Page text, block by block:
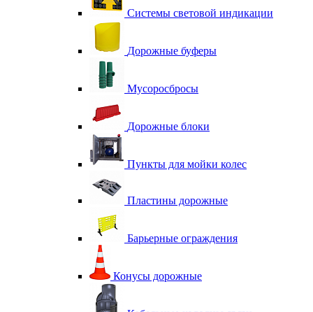
Системы световой индикации
Дорожные буферы
Мусоросбросы
Дорожные блоки
Пункты для мойки колес
Пластины дорожные
Барьерные ограждения
Конусы дорожные